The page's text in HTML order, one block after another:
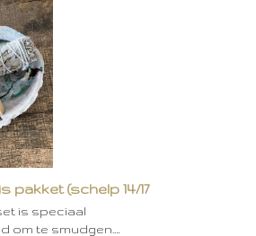
pakket (schelp 14/17
is speciaal
om te smudgen.…